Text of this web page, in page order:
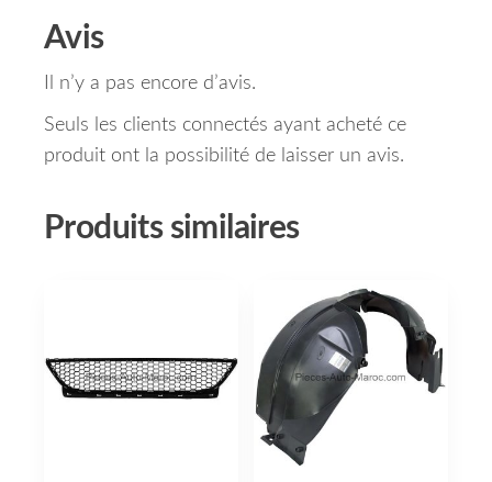
Avis
Il n’y a pas encore d’avis.
Seuls les clients connectés ayant acheté ce
produit ont la possibilité de laisser un avis.
Produits similaires